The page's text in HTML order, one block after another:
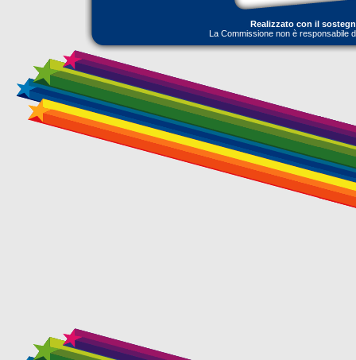
Realizzato con il
La Commissione non è responsabile